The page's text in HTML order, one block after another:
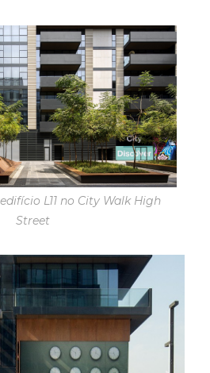
L11 no City Walk High
Street